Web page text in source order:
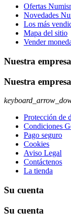
Ofertas
Novedades
Los más
Mapa del sitio
Vender
Nuestra empresa
Nuestra empresa
Protección de
Condiciones
Pago seguro
Cookies
Aviso Legal
Contáctenos
La tienda
Su cuenta
Su cuenta